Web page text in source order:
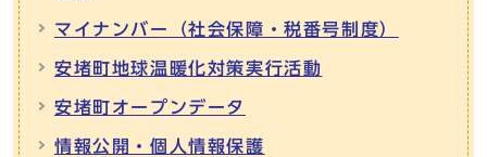
マイナンバー（社会保障・税番号制度）
安堵町地球温暖化対策実行活動
安堵町オープンデータ
情報公開・個人情報保護